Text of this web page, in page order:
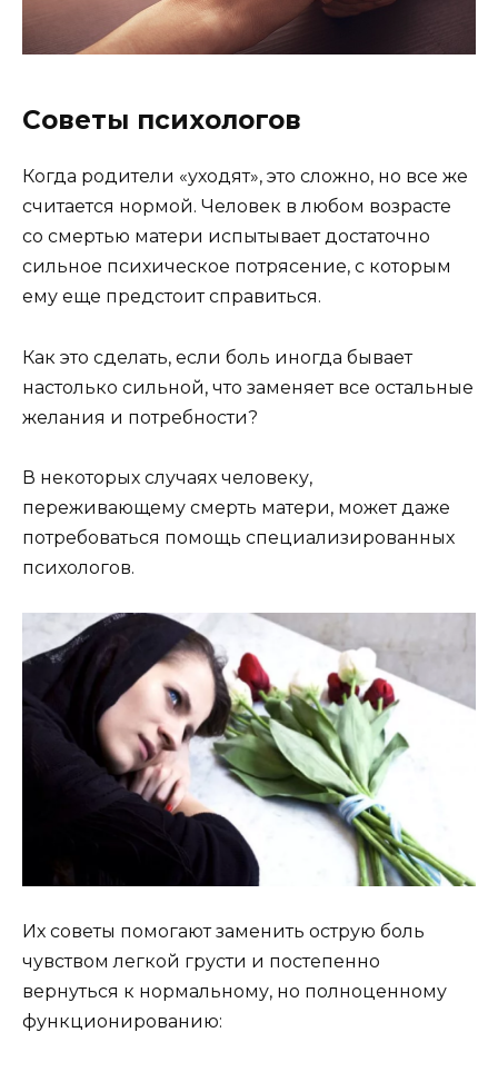
Советы психологов
Когда родители «уходят», это сложно, но все же
считается нормой. Человек в любом возрасте
со смертью матери испытывает достаточно
сильное психическое потрясение, с которым
ему еще предстоит справиться.
Как это сделать, если боль иногда бывает
настолько сильной, что заменяет все остальные
желания и потребности?
В некоторых случаях человеку,
переживающему смерть матери, может даже
потребоваться помощь специализированных
психологов.
Их советы помогают заменить острую боль
чувством легкой грусти и постепенно
вернуться к нормальному, но полноценному
функционированию: